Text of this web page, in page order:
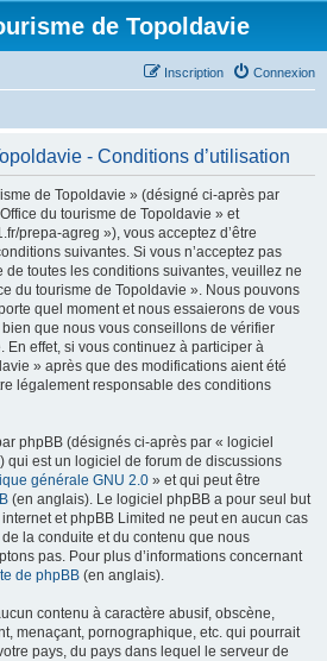
de Topoldavie
Connexion
Inscription
- Conditions d’utilisation
de Topoldavie » (désigné ci-après par
du tourisme de Topoldavie » et
prepa-agreg »), vous acceptez d’être
suivantes. Si vous n’acceptez pas
de toutes les conditions suivantes, veuillez ne
du tourisme de Topoldavie ». Nous pouvons
quel moment et nous essaierons de vous
que nous vous conseillons de vérifier
En effet, si vous continuez à participer à
» après que des modifications aient été
légalement responsable des conditions
phpBB (désignés ci-après par « logiciel
qui est un logiciel de forum de discussions
générale GNU 2.0 » et qui peut être
(en anglais). Le logiciel phpBB a pour seul but
et phpBB Limited ne peut en aucun cas
la conduite et du contenu que nous
pas. Pour plus d’informations concernant
de phpBB (en anglais).
contenu à caractère abusif, obscène,
menaçant, pornographique, etc. qui pourrait
pays, du pays dans lequel le serveur de